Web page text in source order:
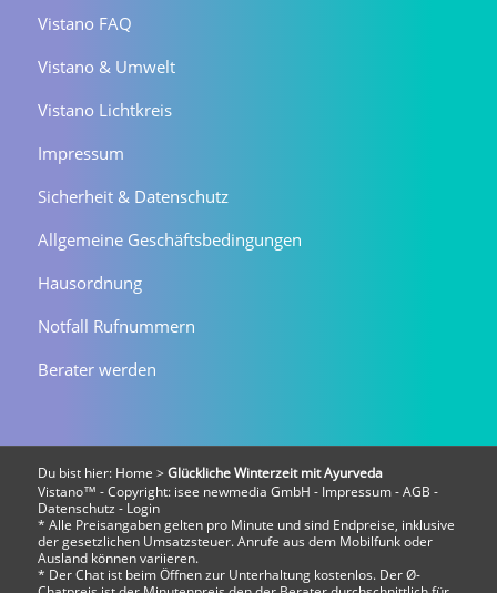
Vistano FAQ
Vistano & Umwelt
Vistano Lichtkreis
Impressum
Sicherheit & Datenschutz
Allgemeine Geschäftsbedingungen
Hausordnung
Notfall Rufnummern
Berater werden
Du bist hier: Home > Glückliche Winterzeit mit Ayurveda
Vistano™ - Copyright: isee newmedia GmbH - Impressum-AGB -
Datenschutz - Login
* Alle Preisangaben gelten pro Minute und sind Endpreise, inklusive
der gesetzlichen Umsatzsteuer. Anrufe aus dem Mobilfunk oder
Ausland können variieren.
* Der Chat ist beim Öffnen zur Unterhaltung kostenlos. Der Ø-